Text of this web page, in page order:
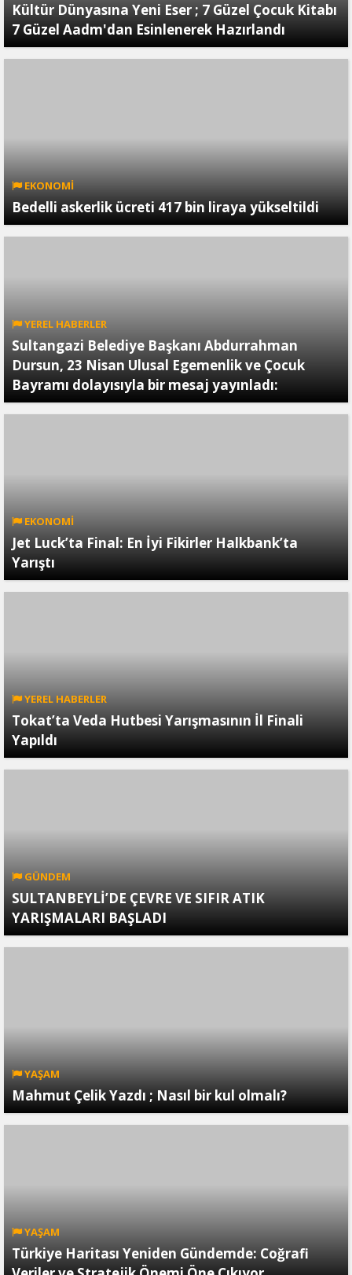
Kültür Dünyasına Yeni Eser ; 7 Güzel Çocuk Kitabı
7 Güzel Aadm'dan Esinlenerek Hazırlandı
EKONOMİ
Bedelli askerlik ücreti 417 bin liraya yükseltildi
YEREL HABERLER
Sultangazi Belediye Başkanı Abdurrahman
Dursun, 23 Nisan Ulusal Egemenlik ve Çocuk
Bayramı dolayısıyla bir mesaj yayınladı:
EKONOMİ
Jet Luck’ta Final: En İyi Fikirler Halkbank’ta
Yarıştı
YEREL HABERLER
Tokat’ta Veda Hutbesi Yarışmasının İl Finali
Yapıldı
GÜNDEM
SULTANBEYLİ’DE ÇEVRE VE SIFIR ATIK
YARIŞMALARI BAŞLADI
YAŞAM
Mahmut Çelik Yazdı ; Nasıl bir kul olmalı?
YAŞAM
Türkiye Haritası Yeniden Gündemde: Coğrafi